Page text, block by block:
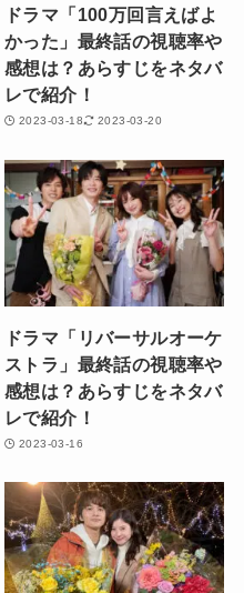
ドラマ「100万回言えばよ
かった」最終話の視聴率や
感想は？あらすじをネタバ
レで紹介！
2023-03-18 2023-03-20
ドラマ「リバーサルオーケ
ストラ」最終話の視聴率や
感想は？あらすじをネタバ
レで紹介！
2023-03-16